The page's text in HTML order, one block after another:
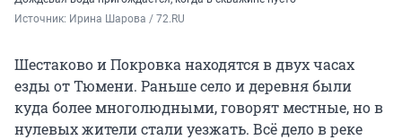
Источник: Ирина Шарова / 72.RU
Шестаково и Покровка находятся в двух часах
езды от Тюмени. Раньше село и деревня были
куда более многолюдными, говорят местные, но в
нулевых жители стали уезжать. Всё дело в реке